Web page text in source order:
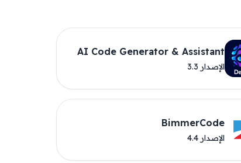
AI Code Generator & Assistant
الإصدار 3.3
BimmerCode
الإصدار 4.4